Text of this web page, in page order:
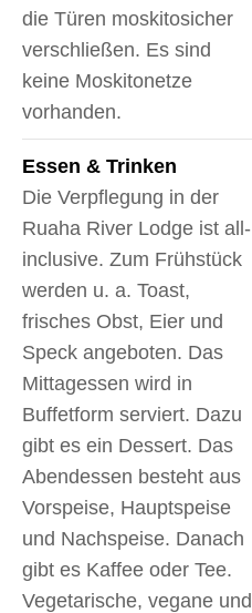
die Türen moskitosicher
verschließen. Es sind
keine Moskitonetze
vorhanden.
Essen & Trinken
Die Verpflegung in der
Ruaha River Lodge ist all-
inclusive. Zum Frühstück
werden u. a. Toast,
frisches Obst, Eier und
Speck angeboten. Das
Mittagessen wird in
Buffetform serviert. Dazu
gibt es ein Dessert. Das
Abendessen besteht aus
Vorspeise, Hauptspeise
und Nachspeise. Danach
gibt es Kaffee oder Tee.
Vegetarische, vegane und